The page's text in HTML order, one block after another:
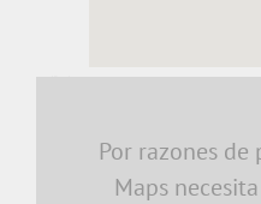
embedding a google map
Por razones
Maps